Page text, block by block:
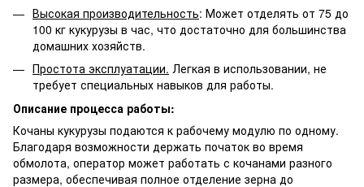
Высокая производительность: Может отделять от 75 до
100 кг кукурузы в час, что достаточно для большинства
домашних хозяйств.
Простота эксплуатации. Легкая в использовании, не
требует специальных навыков для работы.
Описание процесса работы:
Кочаны кукурузы подаются к рабочему модулю по одному.
Благодаря возможности держать початок во время
обмолота, оператор может работать с кочанами разного
размера, обеспечивая полное отделение зерна до